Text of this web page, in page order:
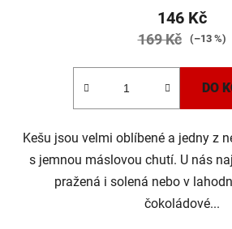
produktu
146 Kč
169 Kč (–13 %)
DO
Kešu jsou velmi oblíbené a jedny z
s jemnou máslovou chutí. U nás
pražená i solená nebo v
čokoládové...